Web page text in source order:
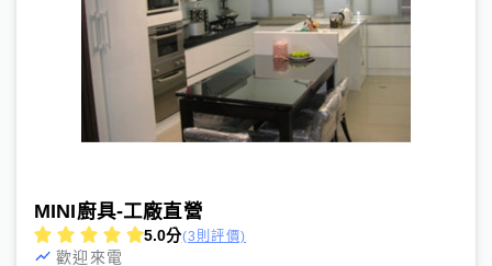
MINI廚具-工廠直營
5.0分(3則評價)
歡迎來電